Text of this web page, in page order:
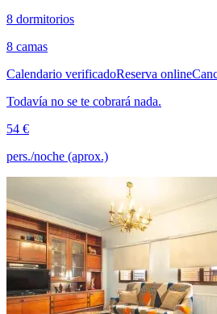
8 dormitorios
8 camas
Calendario verificadoReserva online
Todavía no se te cobrará nada.
54 €
pers./noche (aprox.)